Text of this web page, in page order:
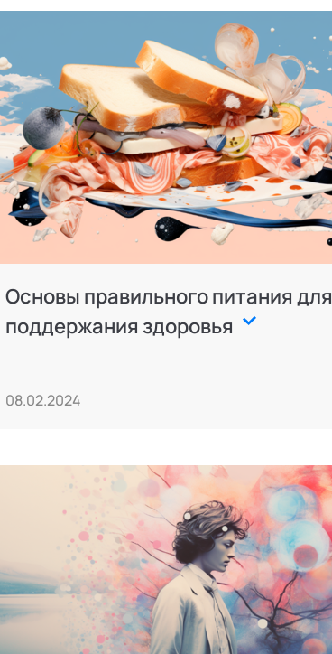
Основы правильного питания для
поддержания здоровья
08.02.2024